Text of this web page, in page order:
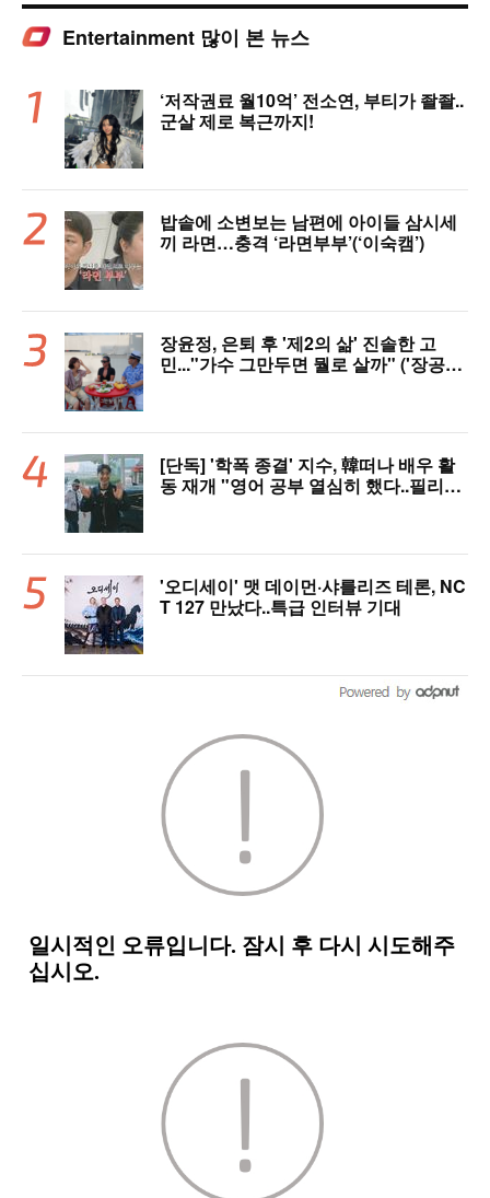
Entertainment 많이 본 뉴스
‘저작권료 월10억’ 전소연, 부티가 좔좔..
군살 제로 복근까지!
밥솥에 소변보는 남편에 아이들 삼시세
끼 라면…충격 ‘라면부부’(‘이숙캠’)
장윤정, 은퇴 후 '제2의 삶' 진솔한 고
민..."가수 그만두면 뭘로 살까" ('장공장
[단독] '학폭 종결' 지수, 韓떠나 배우 활
동 재개 "영어 공부 열심히 했다..필리핀
'오디세이' 맷 데이먼·샤를리즈 테론, NC
T 127 만났다..특급 인터뷰 기대